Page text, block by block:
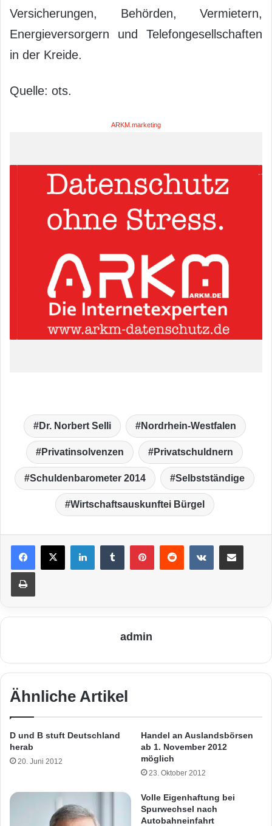
Versicherungen, Behörden, Vermietern,
Energieversorgern und Telefongesellschaften
in der Kreide.
Quelle: ots.
ARKM.marketing
Dr. Norbert Selli Nordrhein-Westfalen
Privatinsolvenzen Privatschuldnern
Schuldenbarometer 2014 Selbstständige
Wirtschaftsauskunftei Bürgel
LinkedIn VKontakte
Drucken
admin
Ähnliche Artikel
D und B stuft Deutschland
herab
20. Juni 2012
Handel an Auslandsbörsen
ab 1. November 2012
möglich
23. Oktober 2012
Volle Eigenhaftung bei
Spurwechsel nach
Autobahneinfahrt